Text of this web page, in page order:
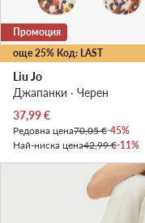
още 25% Код: LAST
Промоция
Liu Jo
Джапанки · Черен
Актуална цена
37,99€
Редовна цена70,05 €-45%
Най-ниска цена42,99 €-11%